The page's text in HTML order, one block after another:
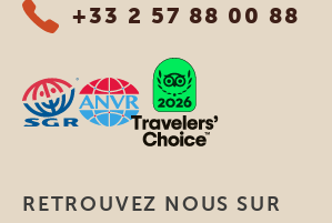
+33 2 57 88 00 88
RETROUVEZ NOUS SUR